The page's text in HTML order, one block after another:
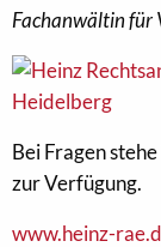
Fachanwältin für
Bei Fragen
zur Verfügung.
www.heinz-